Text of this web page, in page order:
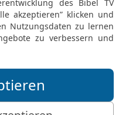
26 Und all sein Fett
lassen gleichwie das
die Sühnung für ihn
Wenn aber sonst
sündigt, dass er gegen
handelt, was er nicht
28 und seiner Sünde